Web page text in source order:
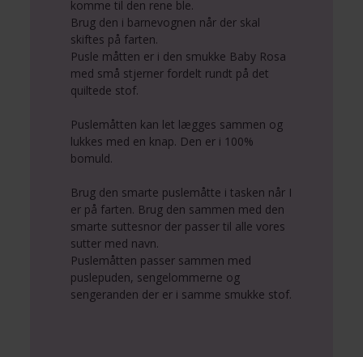
komme til den rene ble.
Brug den i barnevognen når der skal
skiftes på farten.
Pusle måtten er i den smukke Baby Rosa
med små stjerner fordelt rundt på det
quiltede stof.
Puslemåtten kan let lægges sammen og
lukkes med en knap. Den er i 100%
bomuld.
Brug den smarte puslemåtte i tasken når I
er på farten. Brug den sammen med den
smarte suttesnor der passer til alle vores
sutter med navn.
Puslemåtten passer sammen med
puslepuden, sengelommerne og
sengeranden der er i samme smukke stof.